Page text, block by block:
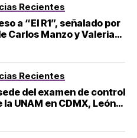
Recientes
a “El R1”, señalado por
Carlos Manzo y Valeria
Recientes
del examen de control
UNAM en CDMX, León,